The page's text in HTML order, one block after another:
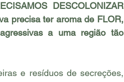
DESCOLONIZAR
precisa ter aroma de FLOR,
a uma região tão
e resíduos de secreções,